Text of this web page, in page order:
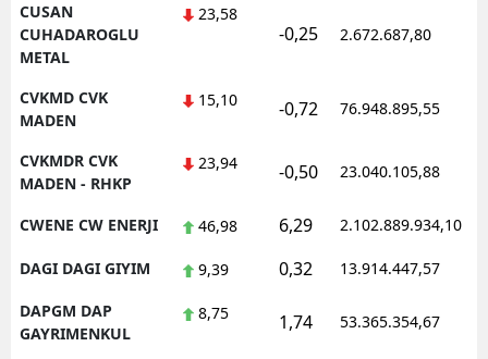
CUSAN
CUHADAROGLU
METAL
23,58
-0,25 2.672.687,80
CVKMD CVK
MADEN
15,10 -0,72 76.948.895,55
CVKMDR CVK
MADEN - RHKP
23,94 -0,50 23.040.105,88
CWENE CW ENERJI 46,98 6,29 2.102.889.934,10
DAGI DAGI GIYIM 9,39 0,32 13.914.447,57
DAPGM DAP
GAYRIMENKUL
8,75 1,74 53.365.354,67